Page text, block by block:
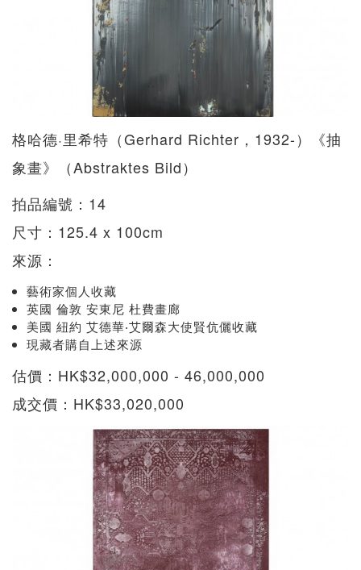
格哈德·里希特（Gerhard Richter，1932-）《抽
象畫》（Abstraktes Bild）
拍品編號：14
尺寸：125.4 x 100cm
來源：
藝術家個人收藏
英國 倫敦 安東尼 杜費畫廊
美國 紐約 艾德華‧艾爾森大使賢伉儷收藏
現藏者購自上述來源
估價：HK$32,000,000 - 46,000,000
成交價：HK$33,020,000